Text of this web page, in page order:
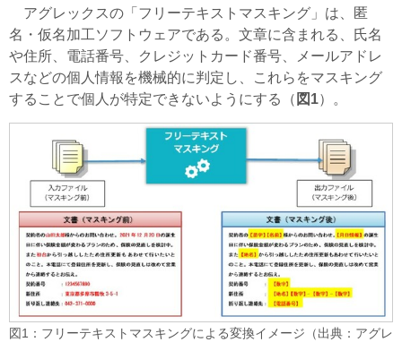
アグレックスの「フリーテキストマスキング」は、匿
名・仮名加工ソフトウェアである。文章に含まれる、氏名
や住所、電話番号、クレジットカード番号、メールアドレ
スなどの個人情報を機械的に判定し、これらをマスキング
することで個人が特定できないようにする（ 図1）。
図1：フリーテキストマスキングによる変換イメージ（出典：アグレ